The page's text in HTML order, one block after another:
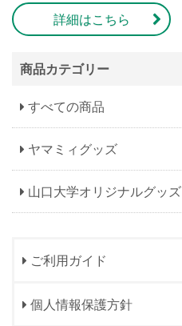
詳細はこちら
商品カテゴリー
すべての商品
ヤマミィグッズ
山口大学オリジナルグッズ
ご利用ガイド
個人情報保護方針